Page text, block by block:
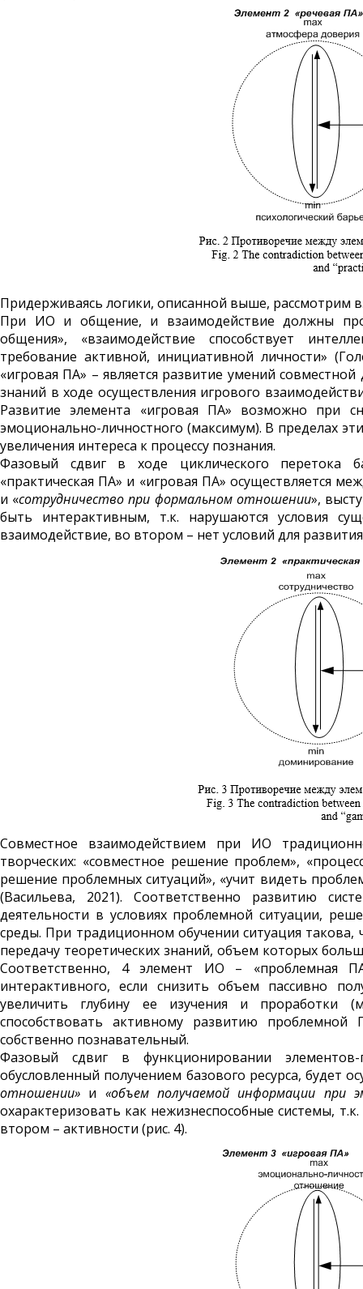
Придерживаясь логики, описанной выше, рассмотрим
При ИО и общение, и взаимодействие должны
общения», «взаимодействие способствует
требование активной, инициативной личности»
«игровая ПА» – является развитие умений
знаний в ходе осуществления игрового
Развитие элемента «игровая ПА» возможно при
эмоционально-личностного (максимум). В пределах
увеличения интереса к процессу познания.
Фазовый сдвиг в ходе циклического перетока
«практическая ПА» и «игровая ПА» осуществляется
и «сотрудничество при формальном отношении»,
быть интерактивным, т.к. нарушаются условия
взаимодействие, во втором – нет условий для
Совместное взаимодействием при ИО
творческих: «совместное решение проблем»,
решение проблемных ситуаций», «учит видеть
(Васильева, 2021). Соответственно развитию
деятельности в условиях проблемной ситуации,
среды. При традиционном обучении ситуация такова,
передачу теоретических знаний, объем которых
Соответственно, 4 элемент ИО – «проблемная
интерактивного, если снизить объем пассивно
увеличить глубину ее изучения и проработки
способствовать активному развитию
собственно познавательный.
Фазовый сдвиг в функционировании
обусловленный получением базового ресурса, будет
отношении» и «объем получаемой информации при
охарактеризовать как нежизнеспособные системы,
втором – активности (рис. 4).